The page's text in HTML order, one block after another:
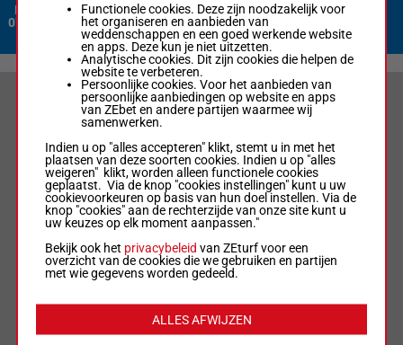
Nederland:
070 3380 365
VERANTWOORD WEDDEN & PRIVACYVERKLARING
LIMIETEN & SESSIEDETAILS
ALGEMENE VOORWAARDEN
WEDREGELS & TOTALISATORREGLEMENT
Functionele cookies. Deze zijn noodzakelijk voor
het organiseren en aanbieden van
weddenschappen en een goed werkende website
en apps. Deze kun je niet uitzetten.
Analytische cookies. Dit zijn cookies die helpen de
website te verbeteren.
Persoonlijke cookies. Voor het aanbieden van
persoonlijke aanbiedingen op website en apps
van ZEbet en andere partijen waarmee wij
samenwerken.
Indien u op "alles accepteren" klikt, stemt u in met het
plaatsen van deze soorten cookies. Indien u op "alles
weigeren" klikt, worden alleen functionele cookies
geplaatst. Via de knop "cookies instellingen" kunt u uw
cookievoorkeuren op basis van hun doel instellen. Via de
knop "cookies" aan de rechterzijde van onze site kunt u
uw keuzes op elk moment aanpassen."
Bekijk ook het privacybeleid van ZEturf voor een
overzicht van de cookies die we gebruiken en partijen
met wie gegevens worden gedeeld.
ALLES AFWIJZEN